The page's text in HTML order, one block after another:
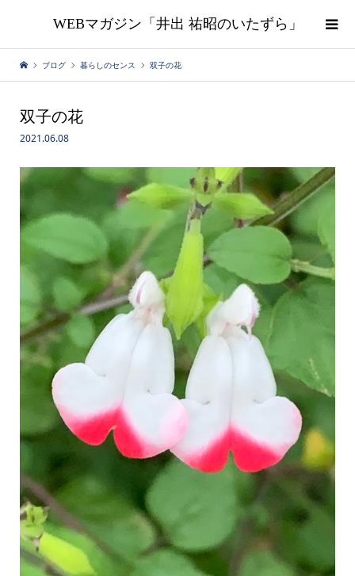
WEBマガジン「井出 祐昭のいたずら」
ブログ 暮らしのセンス 双子の花
双子の花
2021.06.08